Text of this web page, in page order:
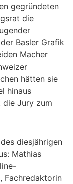
gegründeten
die
Basler Grafik
Macher
hätten sie
hinaus
die Jury zum
diesjährigen
Mathias
Fachredaktorin